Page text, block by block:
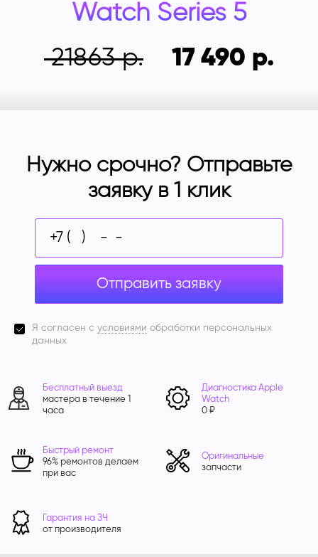
Watch Series 5
21863
17 490
Нужно срочно? Отправьте
заявку в 1 клик
Отправить заявку
Я согласен с условиями обработки персональных
данных
Бесплатный выезд
мастера в течение 1
часа
Диагностика Apple
Watch
0 ₽
Быстрый ремонт
96% ремонтов делаем
при вас
Оригинальные
запчасти
Гарантия на ЗЧ
от производителя